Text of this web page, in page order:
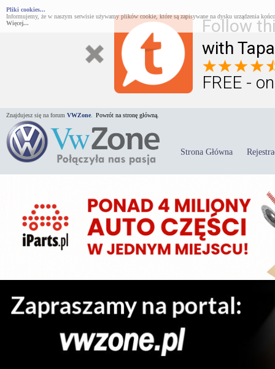
Follow
with
FREE -
Pliki cookies...
Informujemy, że w naszym serwisie używamy plików cookie, które są zapisywane na dysku urządzenia
Więcej...
Znajdujesz się na forum VWZone Powrót na stronę główną.
Strona Główna